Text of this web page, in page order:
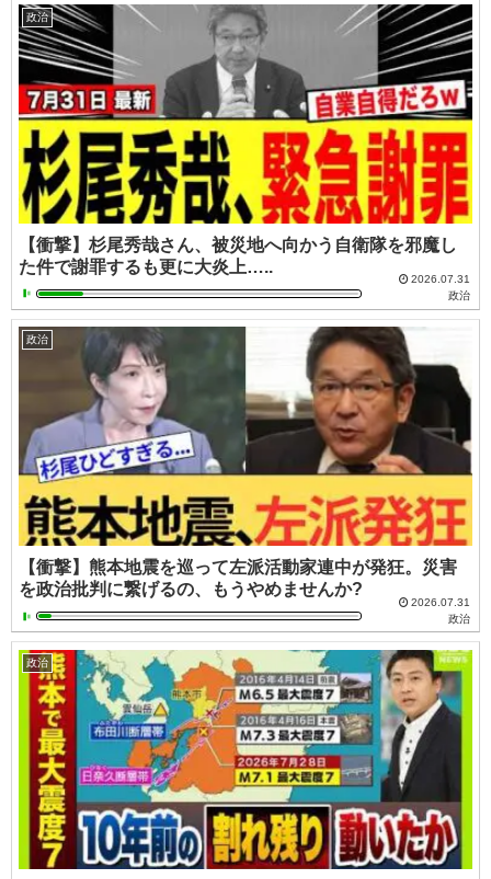
政治
【衝撃】杉尾秀哉さん、被災地へ向かう自衛隊を邪魔し
た件で謝罪するも更に大炎上…..
2026.07.31
政治
政治
【衝撃】熊本地震を巡って左派活動家連中が発狂。災害
を政治批判に繋げるの、もうやめませんか?
2026.07.31
政治
政治